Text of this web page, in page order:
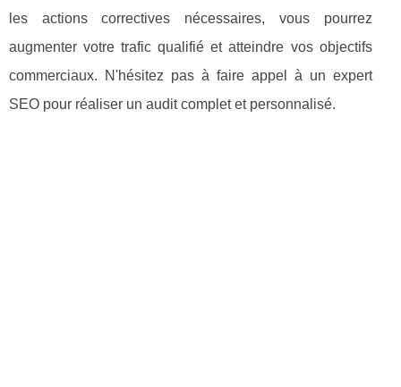
les actions correctives nécessaires, vous pourrez
augmenter votre trafic qualifié et atteindre vos objectifs
commerciaux. N'hésitez pas à faire appel à un expert
SEO pour réaliser un audit complet et personnalisé.